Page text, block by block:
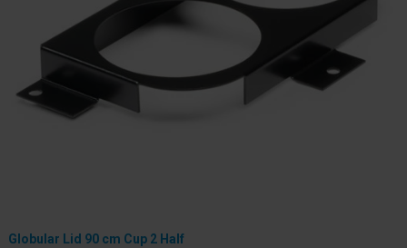
Globular Lid 90 cm Cup 2 Half